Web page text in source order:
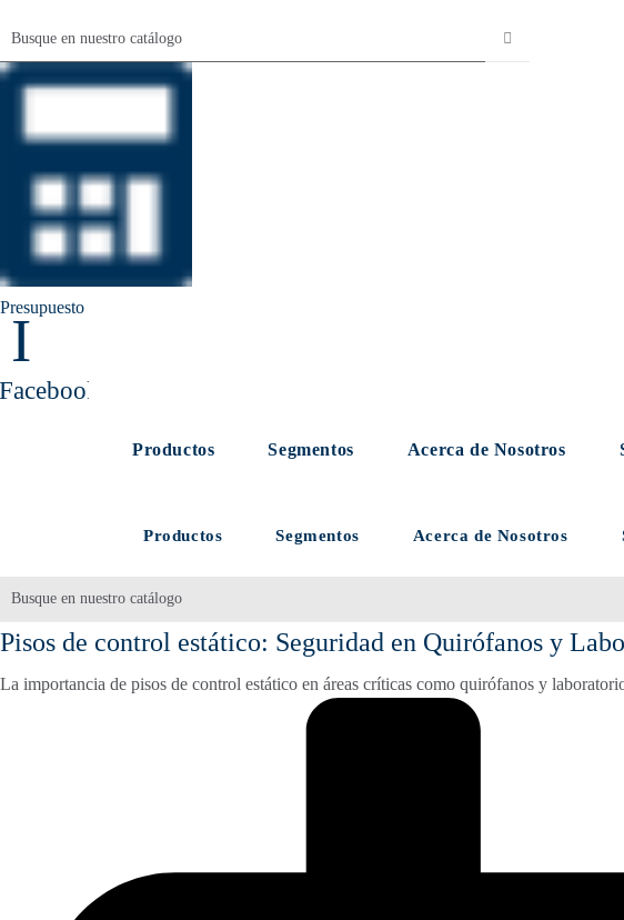
Presupuesto
I
Facebook
Productos Segmentos Acerca de Nosotros
Productos Segmentos Acerca de Nosotros
Pisos de control estático: Seguridad en Quirófanos y
La importancia de pisos de control estático en áreas críticas como quirófanos y